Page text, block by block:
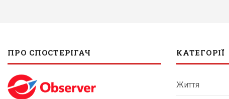
ПРО СПОСТЕРІГАЧ КАТЕГОРІЇ
Життя